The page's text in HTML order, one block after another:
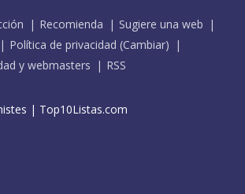
Recomienda
Sugiere una web
Política de privacidad (Cambiar)
y webmasters RSS
| Top10Listas.com